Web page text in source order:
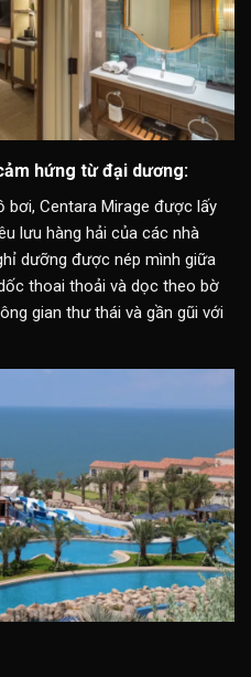
hứng từ đại dương:
bơi, Centara Mirage được lấy
lưu hàng hải của các nhà
dưỡng được nép mình giữa
thoai thoải và dọc theo bờ
gian thư thái và gần gũi với